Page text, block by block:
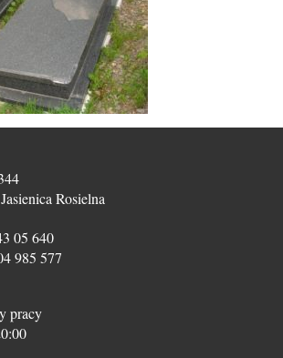
Rosielna
05 640
985 577
pracy